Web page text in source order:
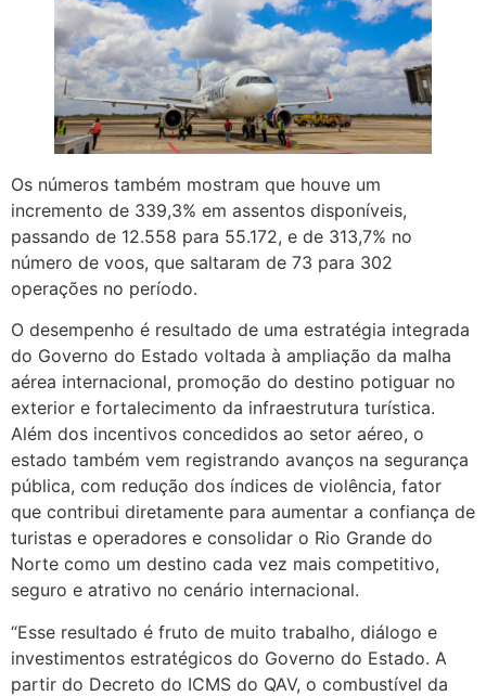
Os números também mostram que houve um
incremento de 339,3% em assentos disponíveis,
passando de 12.558 para 55.172, e de 313,7% no
número de voos, que saltaram de 73 para 302
operações no período.
O desempenho é resultado de uma estratégia integrada
do Governo do Estado voltada à ampliação da malha
aérea internacional, promoção do destino potiguar no
exterior e fortalecimento da infraestrutura turística.
Além dos incentivos concedidos ao setor aéreo, o
estado também vem registrando avanços na segurança
pública, com redução dos índices de violência, fator
que contribui diretamente para aumentar a confiança de
turistas e operadores e consolidar o Rio Grande do
Norte como um destino cada vez mais competitivo,
seguro e atrativo no cenário internacional.
“Esse resultado é fruto de muito trabalho, diálogo e
investimentos estratégicos do Governo do Estado. A
partir do Decreto do ICMS do QAV, o combustível da